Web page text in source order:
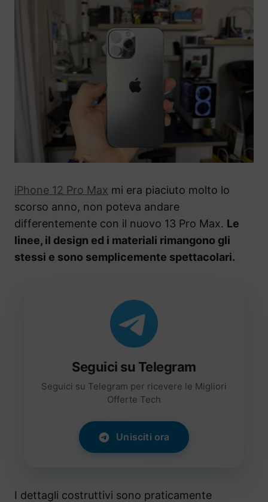
iPhone 12 Pro Max mi era piaciuto molto lo
scorso anno, non poteva andare
differentemente con il nuovo 13 Pro Max. Le
linee, il design ed i materiali rimangono gli
stessi e sono semplicemente spettacolari.
Seguici su Telegram
Seguici su Telegram per ricevere le Migliori
Offerte Tech
Unisciti ora
I dettagli costruttivi sono praticamente